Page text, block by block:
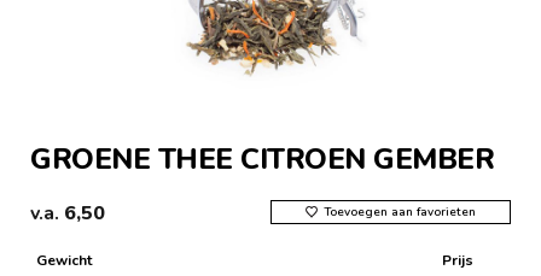
GROENE THEE CITROEN GEMBER
v.a. 6,50 Toevoegen aan favorieten
Gewicht Prijs